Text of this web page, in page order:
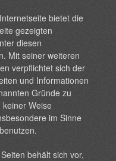
bietet die
gezeigten
diesen
Mit seiner weiteren
verpflichtet sich der
und Informationen
Gründe zu
Weise
im Sinne
behält sich vor,